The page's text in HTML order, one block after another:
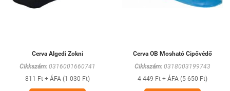
Cerva Algedi Zokni
Cikkszám: 0316001660741
811 Ft + ÁFA (1 030 Ft)
Cerva OB Mosható Cipővédő
Cikkszám: 0318003199743
4 449 Ft + ÁFA (5 650 Ft)